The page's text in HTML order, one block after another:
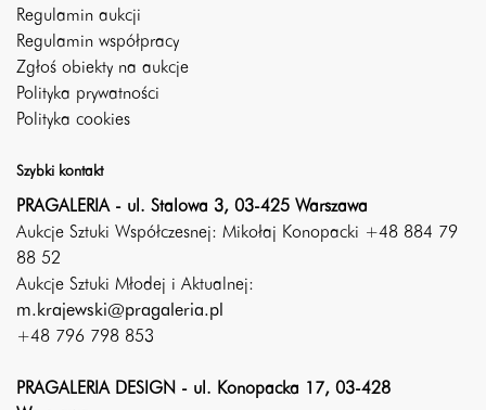
Regulamin aukcji
Regulamin współpracy
Zgłoś obiekty na aukcje
Polityka prywatności
Polityka cookies
Szybki kontakt
PRAGALERIA - ul. Stalowa 3, 03-425 Warszawa
Aukcje Sztuki Współczesnej: Mikołaj Konopacki +48 884 79
88 52
Aukcje Sztuki Młodej i Aktualnej:
m.krajewski@pragaleria.pl
+48 796 798 853
PRAGALERIA DESIGN - ul. Konopacka 17, 03-428